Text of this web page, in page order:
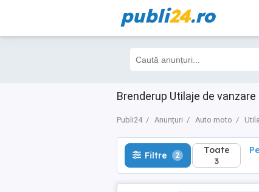
publi24.ro
Brenderup Utilaje de vanzare
Publi24 Anunțuri Auto moto
Filtre 2 Toate
3
Filtre 2 Toate
3